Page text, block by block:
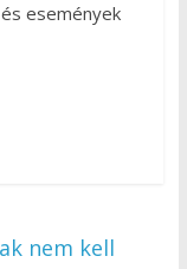
események
nem kell